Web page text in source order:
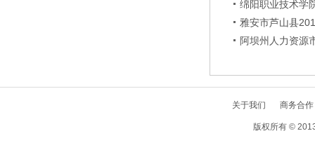
绵阳职业技术学
雅安市芦山县
阿坝州人力资源
关于我们 商务合作
版权所有 ©